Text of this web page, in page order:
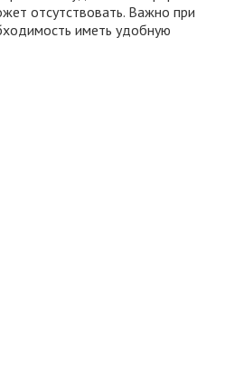
отсутствовать. Важно при
иметь удобную